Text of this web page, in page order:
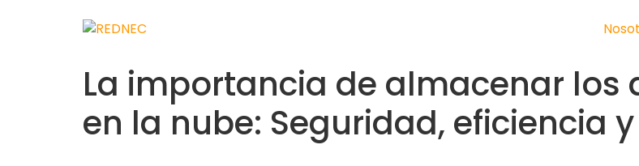
La importancia de almacenar los
en la nube: Seguridad, eficiencia